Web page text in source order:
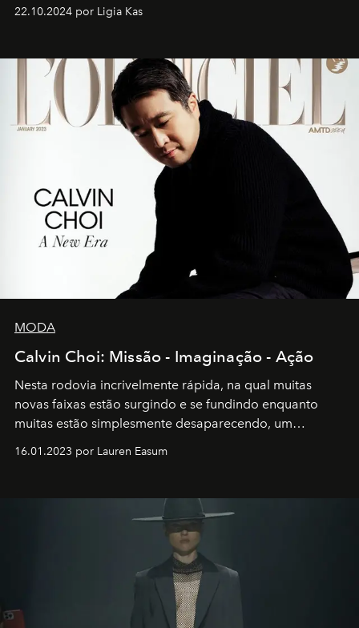
22.10.2024 por Ligia Kas
MODA
Calvin Choi: Missão - Imaginação - Ação
Nesta rodovia incrivelmente rápida, na qual muitas
novas faixas estão surgindo e se fundindo enquanto
muitas estão simplesmente desaparecendo, um
transportador AMTD abrindo caminho para muitos
por propósitos, com um claro senso de missão na vida e
16.01.2023 por Lauren Easum